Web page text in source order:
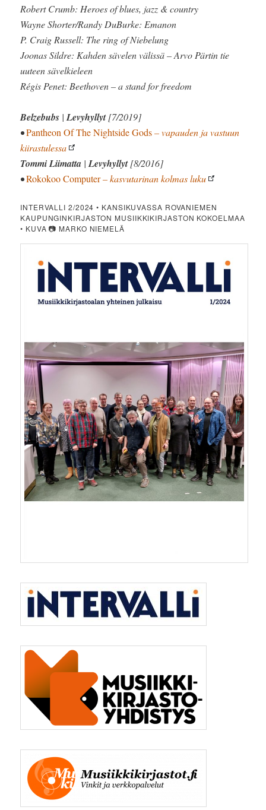
Robert Crumb: Heroes of blues, jazz & country
Wayne Shorter/Randy DuBurke: Emanon
P. Craig Russell: The ring of Niebelung
Joonas Sildre: Kahden sävelen välissä – Arvo Pärtin tie
uuteen sävelkieleen
Régis Penet: Beethoven – a stand for freedom
Belzebubs |Levyhyllyt[7/2019]
•Pantheon Of The Nightside Gods– vapauden ja vastuun
kiirastulessa
Tommi Liimatta |Levyhyllyt[8/2016]
•Rokokoo Computer– kasvutarinan kolmas luku
INTERVALLI 2/2024 • KANSIKUVASSA ROVANIEMEN
KAUPUNGINKIRJASTON MUSIIKKIKIRJASTON KOKOELMAA
• KUVA 📷 MARKO NIEMELÄ